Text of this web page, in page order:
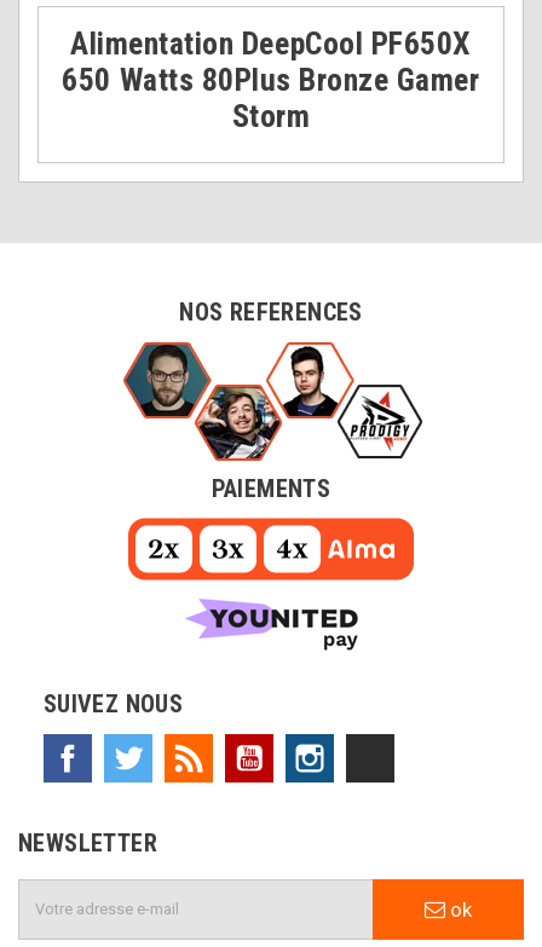
Alimentation DeepCool PF650X
650 Watts 80Plus Bronze Gamer
Storm
NOS REFERENCES
PAIEMENTS
SUIVEZ NOUS
Facebook Twitter Rss YouTube
NEWSLETTER
ok